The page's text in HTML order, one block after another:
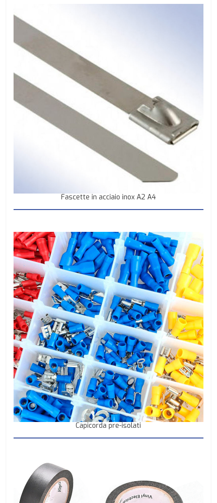
Fascette in acciaio inox A2 A4
Capicorda pre-isolati